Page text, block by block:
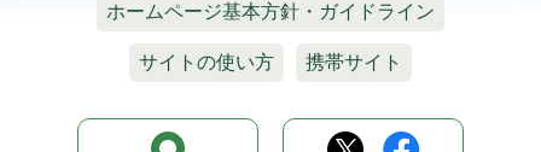
ホームページ基本方針・ガイドライン
サイトの使い方 携帯サイト